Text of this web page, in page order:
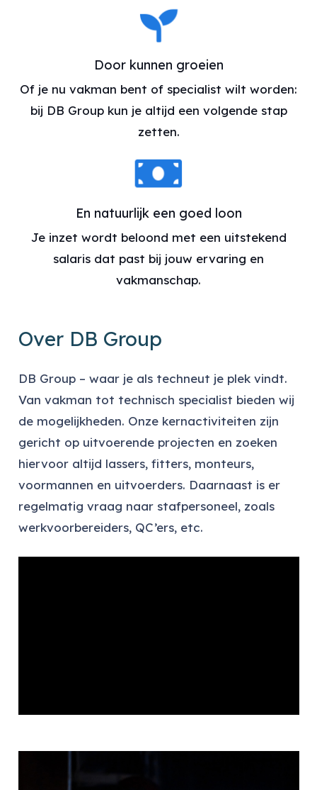
Door kunnen groeien
Of je nu vakman bent of specialist wilt worden:
bij DB Group kun je altijd een volgende stap
zetten.
En natuurlijk een goed loon
Je inzet wordt beloond met een uitstekend
salaris dat past bij jouw ervaring en
vakmanschap.
Over DB Group
DB Group – waar je als techneut je plek vindt.
Van vakman tot technisch specialist bieden wij
de mogelijkheden. Onze kernactiviteiten zijn
gericht op uitvoerende projecten en zoeken
hiervoor altijd lassers, fitters, monteurs,
voormannen en uitvoerders. Daarnaast is er
regelmatig vraag naar stafpersoneel, zoals
werkvoorbereiders, QC’ers, etc.